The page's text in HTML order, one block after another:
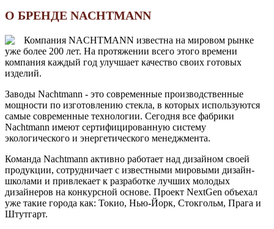
О БРЕНДЕ NACHTMANN
Компания NACHTMANN известна на мировом рынке
уже более 200 лет. На протяжении всего этого времени
компания каждый год улучшает качество своих готовых
изделий.
Заводы Nachtmann - это современные производственные
мощности по изготовлению стекла, в которых используются
самые современные технологии. Сегодня все фабрики
Nachtmann имеют сертифицированную систему
экологического и энергетического менеджмента.
Команда Nachtmann активно работает над дизайном своей
продукции, сотрудничает с известными мировыми дизайн-
школами и привлекает к разработке лучших молодых
дизайнеров на конкурсной основе. Проект NextGen объехал
уже такие города как: Токио, Нью-Йорк, Стокгольм, Прага и
Штутгарт.